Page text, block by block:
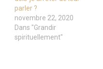
parler ?
novembre 22, 2020
Dans "Grandir
spirituellement"